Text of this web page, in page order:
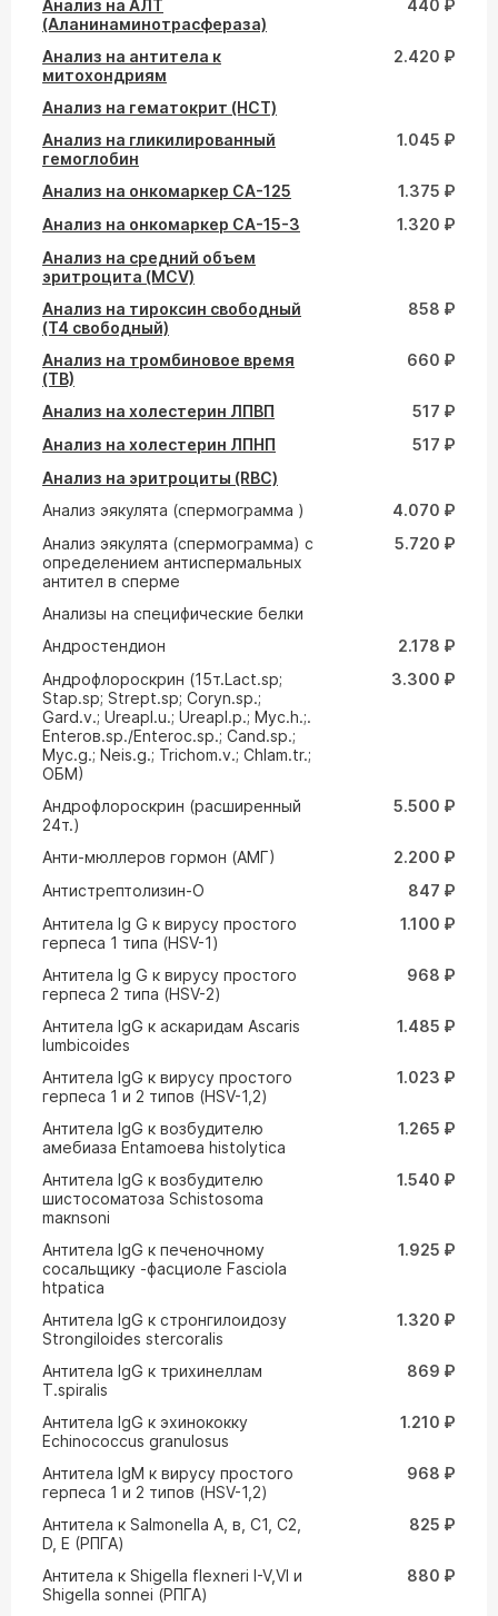
Анализ на АЛТ
(Аланинаминотрасфераза)
440 ₽
Анализ на антитела к
митохондриям
2.420 ₽
Анализ на гематокрит (HCT)
Анализ на гликилированный
гемоглобин
1.045 ₽
Анализ на онкомаркер СА-125
1.375 ₽
Анализ на онкомаркер СА-15-3
1.320 ₽
Анализ на средний объем
эритроцита (MCV)
Анализ на тироксин свободный
(Т4 свободный)
858 ₽
Анализ на тромбиновое время
(ТВ)
660 ₽
Анализ на холестерин ЛПВП
517 ₽
Анализ на холестерин ЛПНП
517 ₽
Анализ на эритроциты (RBC)
Анализ эякулята (спермограмма )
4.070 ₽
Анализ эякулята (спермограмма) с
определением антиспермальных
антител в сперме
5.720 ₽
Анализы на специфические белки
Андростендион
2.178 ₽
Андрофлороскрин (15т.Lact.sp;
Stap.sp; Strept.sp; Coryn.sp.;
Gard.v.; Ureapl.u.; Ureapl.p.; Myc.h.;.
Enteroв.sp./Enteroc.sp.; Cand.sp.;
Myc.g.; Neis.g.; Trichom.v.; Chlam.tr.;
ОБМ)
3.300 ₽
Андрофлороскрин (расширенный
24т.)
5.500 ₽
Анти-мюллеров гормон (АМГ)
2.200 ₽
Антистрептолизин-О
847 ₽
Антитела Ig G к вирусу простого
герпеса 1 типа (HSV-1)
1.100 ₽
Антитела Ig G к вирусу простого
герпеса 2 типа (HSV-2)
968 ₽
Антитела IgG к аскаридам Ascaris
lumbicoides
1.485 ₽
Антитела IgG к вирусу простого
герпеса 1 и 2 типов (HSV-1,2)
1.023 ₽
Антитела IgG к возбудителю
амебиаза Entamoeвa histolytica
1.265 ₽
Антитела IgG к возбудителю
шистосоматоза Schistosoma
maкnsoni
1.540 ₽
Антитела IgG к печеночному
сосальщику -фасциоле Fasciola
htpatica
1.925 ₽
Антитела IgG к стронгилоидозу
Strongiloides stercoralis
1.320 ₽
Антитела IgG к трихинеллам
T.spiralis
869 ₽
Антитела IgG к эхинококку
Echinococcus granulosus
1.210 ₽
Антитела IgM к вирусу простого
герпеса 1 и 2 типов (HSV-1,2)
968 ₽
Антитела к Salmonella A, в, C1, C2,
D, E (РПГА)
825 ₽
Антитела к Shigella flexneri I-V,VI и
Shigella sonnei (РПГА)
880 ₽